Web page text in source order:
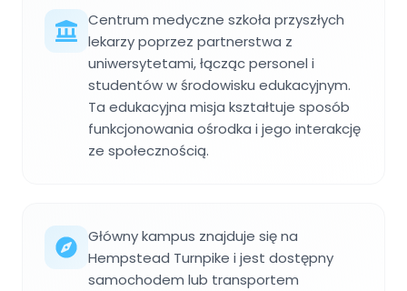
Centrum medyczne szkoła przyszłych
lekarzy poprzez partnerstwa z
uniwersytetami, łącząc personel i
studentów w środowisku edukacyjnym.
Ta edukacyjna misja kształtuje sposób
funkcjonowania ośrodka i jego interakcję
ze społecznością.
Główny kampus znajduje się na
Hempstead Turnpike i jest dostępny
samochodem lub transportem